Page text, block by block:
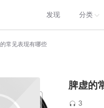
发现 分类
常见表现有哪些
脾虚的
3